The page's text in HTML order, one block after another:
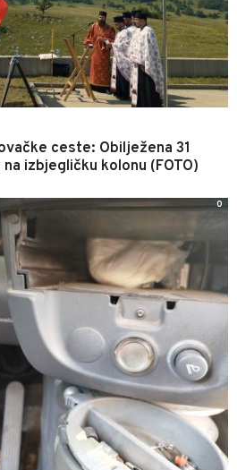
ceste: Obilježena 31
izbjegličku kolonu (FOTO)
0